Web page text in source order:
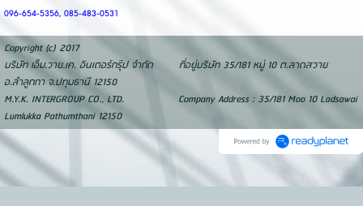
096-654-5356, 085-483-0531
Copyright (c) 2017
บริษัท เอ็ม.วาย.เค. อินเตอร์กรุ๊ป จำกัด ที่อยู่บริษัท 35/181 หมู่ 10 ต.ลาดสวาย
อ.ลำลูกกา จ.ปทุมธานี 12150
M.Y.K. INTERGROUP CO., LTD. Company Address : 35/181 Moo 10 Ladsawai
Lumlukka Pathumthani 12150